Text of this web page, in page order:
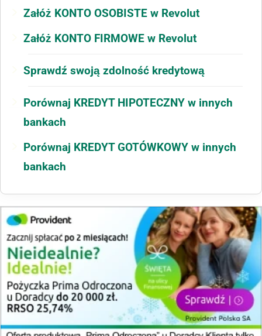
Załóż KONTO OSOBISTE w Revolut
Załóż KONTO FIRMOWE w Revolut
Sprawdź swoją zdolność kredytową
Porównaj KREDYT HIPOTECZNY w innych
bankach
Porównaj KREDYT GOTÓWKOWY w innych
bankach